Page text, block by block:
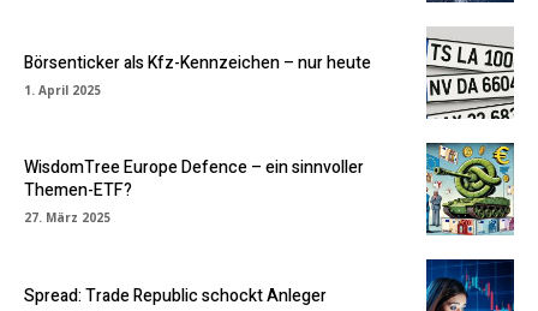
Börsenticker als Kfz-Kennzeichen – nur heute
1. April 2025
WisdomTree Europe Defence – ein sinnvoller
Themen-ETF?
27. März 2025
Spread: Trade Republic schockt Anleger